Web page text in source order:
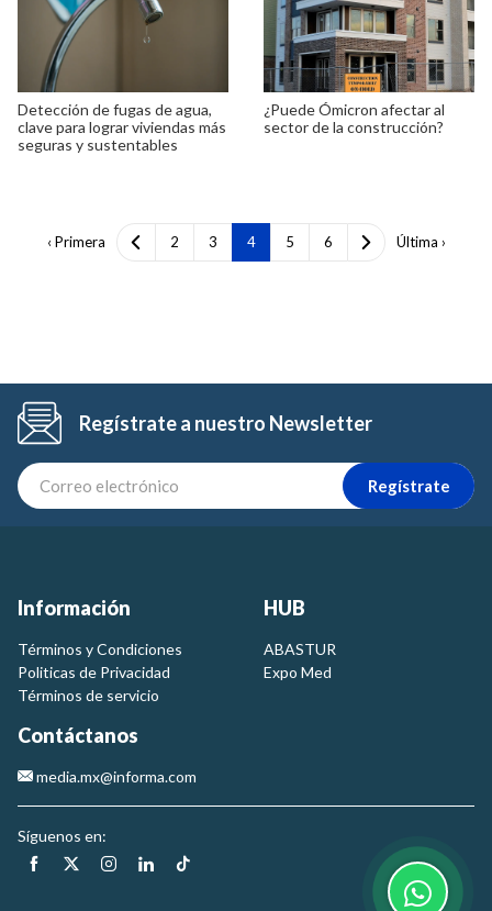
Detección de fugas de agua,
clave para lograr viviendas más
seguras y sustentables
¿Puede Ómicron afectar al
sector de la construcción?
‹ Primera 2 3 4 5 6 Última ›
Regístrate a nuestro Newsletter
Regístrate
Información
Términos y Condiciones
Politicas de Privacidad
Términos de servicio
HUB
ABASTUR
Expo Med
Contáctanos
media.mx@informa.com
Síguenos en: